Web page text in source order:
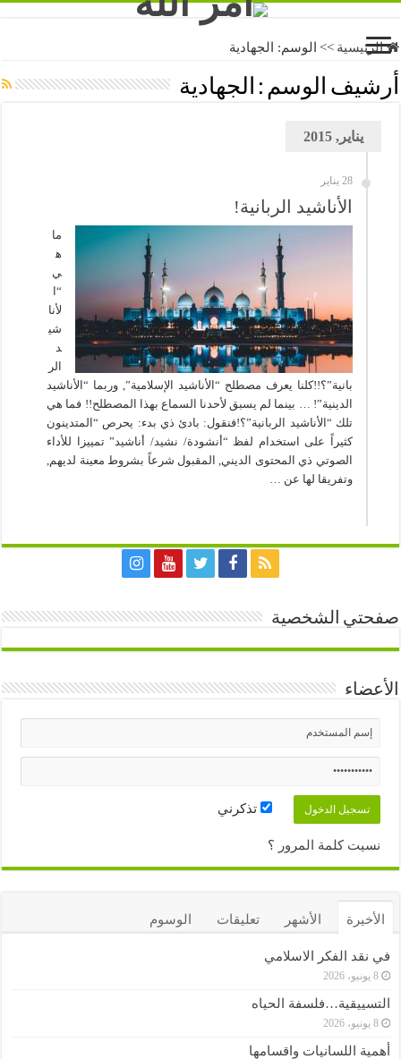
الرئيسية >> الوسم: الجهادية
أرشيف الوسم : الجهادية
يناير, 2015
28 يناير
الأناشيد الربانية!
ما
ه
ي
“ا
لأنا
شي
د
الر
بانية”؟!!كلنا يعرف مصطلح “الأناشيد الإسلامية”, وربما “الأناشيد
الدينية”! … بينما لم يسبق لأحدنا السماع بهذا المصطلح!! فما هي
تلك “الأناشيد الربانية”؟!فنقول: بادئ ذي بدء: يحرص “المتدينون
كثيراً على استخدام لفظ “أنشودة/ نشيد/ أناشيد” تمييزا للأداء
الصوتي ذي المحتوى الديني, المقبول شرعاً بشروط معينة لديهم,
وتفريقا لها عن …
صفحتي الشخصية
الأعضاء
تذكرني
نسيت كلمة المرور ؟
الأخيرة الأشهر تعليقات الوسوم
في نقد الفكر الاسلامي
8 يونيو، 2026
التسييقية…فلسفة الحياه
8 يونيو، 2026
أهمية اللسانيات واقسامها